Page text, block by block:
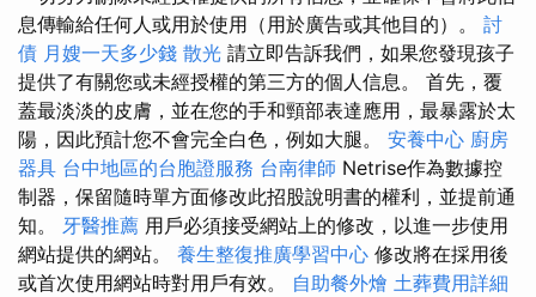
息傳輸給任何人或用於使用（用於廣告或其他目的）。 討
債 月嫂一天多少錢 散光 請立即告訴我們，如果您發現孩子
提供了有關您或未經授權的第三方的個人信息。 首先，覆
蓋最淡淡的皮膚，並在您的手和頸部表達應用，最暴露於太
陽，因此預計您不會完全白色，例如大腿。 安養中心 廚房
器具 台中地區的台胞證服務 台南律師 Netrise作為數據控
制器，保留隨時單方面修改此招股說明書的權利，並提前通
知。 牙醫推薦 用戶必須接受網站上的修改，以進一步使用
網站提供的網站。 養生整復推廣學習中心 修改將在採用後
或首次使用網站時對用戶有效。 自助餐外燴 土葬費用詳細